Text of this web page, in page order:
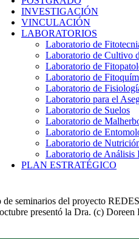
INVESTIGACIÓN
VINCULACIÓN
LABORATORIOS
Laboratorio de
Laboratorio de Cultivo
Laboratorio de
Laboratorio de
Laboratorio de
Laboratorio para el
Laboratorio de Suelos
Laboratorio de
Laboratorio de
Laboratorio de
Laboratorio de Análisis
PLAN ESTRATÉGICO
seminarios del proyecto
presentó la Dra. (c)